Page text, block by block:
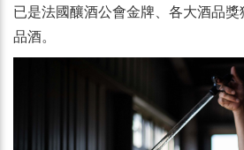
已是法國釀酒公會金牌、各大酒品
品酒。